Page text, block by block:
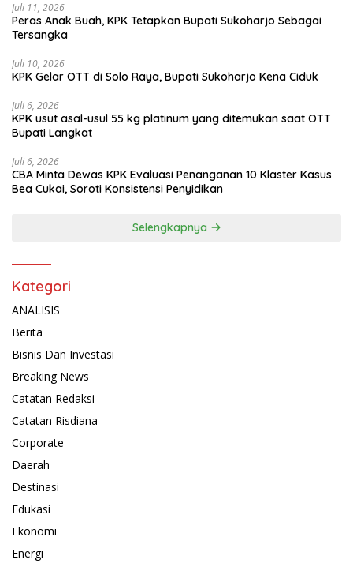
Juli 11, 2026
Peras Anak Buah, KPK Tetapkan Bupati Sukoharjo Sebagai
Tersangka
Juli 10, 2026
KPK Gelar OTT di Solo Raya, Bupati Sukoharjo Kena Ciduk
Juli 6, 2026
KPK usut asal-usul 55 kg platinum yang ditemukan saat OTT
Bupati Langkat
Juli 6, 2026
CBA Minta Dewas KPK Evaluasi Penanganan 10 Klaster Kasus
Bea Cukai, Soroti Konsistensi Penyidikan
Selengkapnya
Kategori
ANALISIS
Berita
Bisnis Dan Investasi
Breaking News
Catatan Redaksi
Catatan Risdiana
Corporate
Daerah
Destinasi
Edukasi
Ekonomi
Energi